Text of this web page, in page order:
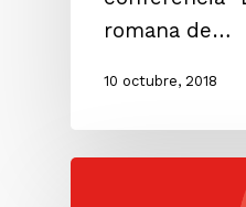
romana de…
10 octubre, 2018